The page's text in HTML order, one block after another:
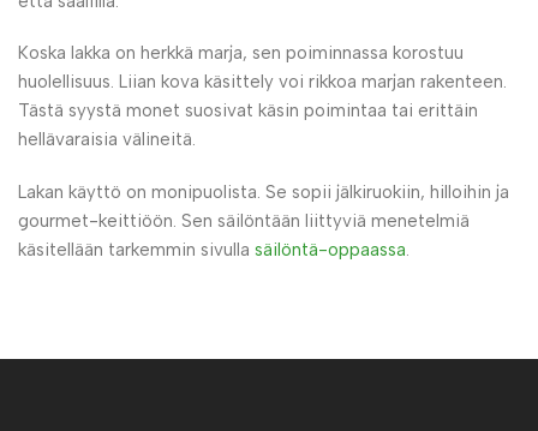
Koska lakka on herkkä marja, sen poiminnassa korostuu
huolellisuus. Liian kova käsittely voi rikkoa marjan rakenteen.
Tästä syystä monet suosivat käsin poimintaa tai erittäin
hellävaraisia välineitä.
Lakan käyttö on monipuolista. Se sopii jälkiruokiin, hilloihin ja
gourmet-keittiöön. Sen säilöntään liittyviä menetelmiä
käsitellään tarkemmin sivulla säilöntä-oppaassa